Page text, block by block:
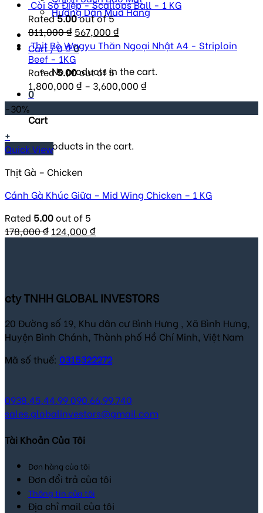
Hướng Dẫn Mua Hàng
Cart /0₫0
No products in the cart.
0
Cart
No products in the cart.
Còi Sò Điệp - Scallops Ball - 1 KG
Rated5.00out of 5
811,000₫ Original
price
was:
811,000 ₫.
567,000 ₫Current
price
567,000 ₫.
Thịt Bò Wagyu Thăn Ngoại Nhật A4 - Striploin
Beef - 1KG
Rated5.00out of 5
1,800,000 ₫ – 3,600,000 ₫
-30%
+
Quick View
Thịt Gà – Chicken
Cánh Gà Khúc Giữa – Mid Wing Chicken – 1 KG
Rated 5.00out of 5
178,000₫ Original
124,000 ₫Current
cty TNHH GLOBAL INVESTORS
20 Đường số 19, Khu dân cư Bình Hưng , Xã Bình Hưng,
Huyện Bình Chánh, Thành phố Hồ Chí Minh, Việt Nam
Mã số thuế: 0315322272
0938.45.44.99090.66.99.740
sales.globalinvestors@gmail.com
Tài Khoản Của Tôi
Đơn hàng của tôi
Đơn đổi trả của tôi
Thông tin của tôi
Địa chỉ mail của tôi